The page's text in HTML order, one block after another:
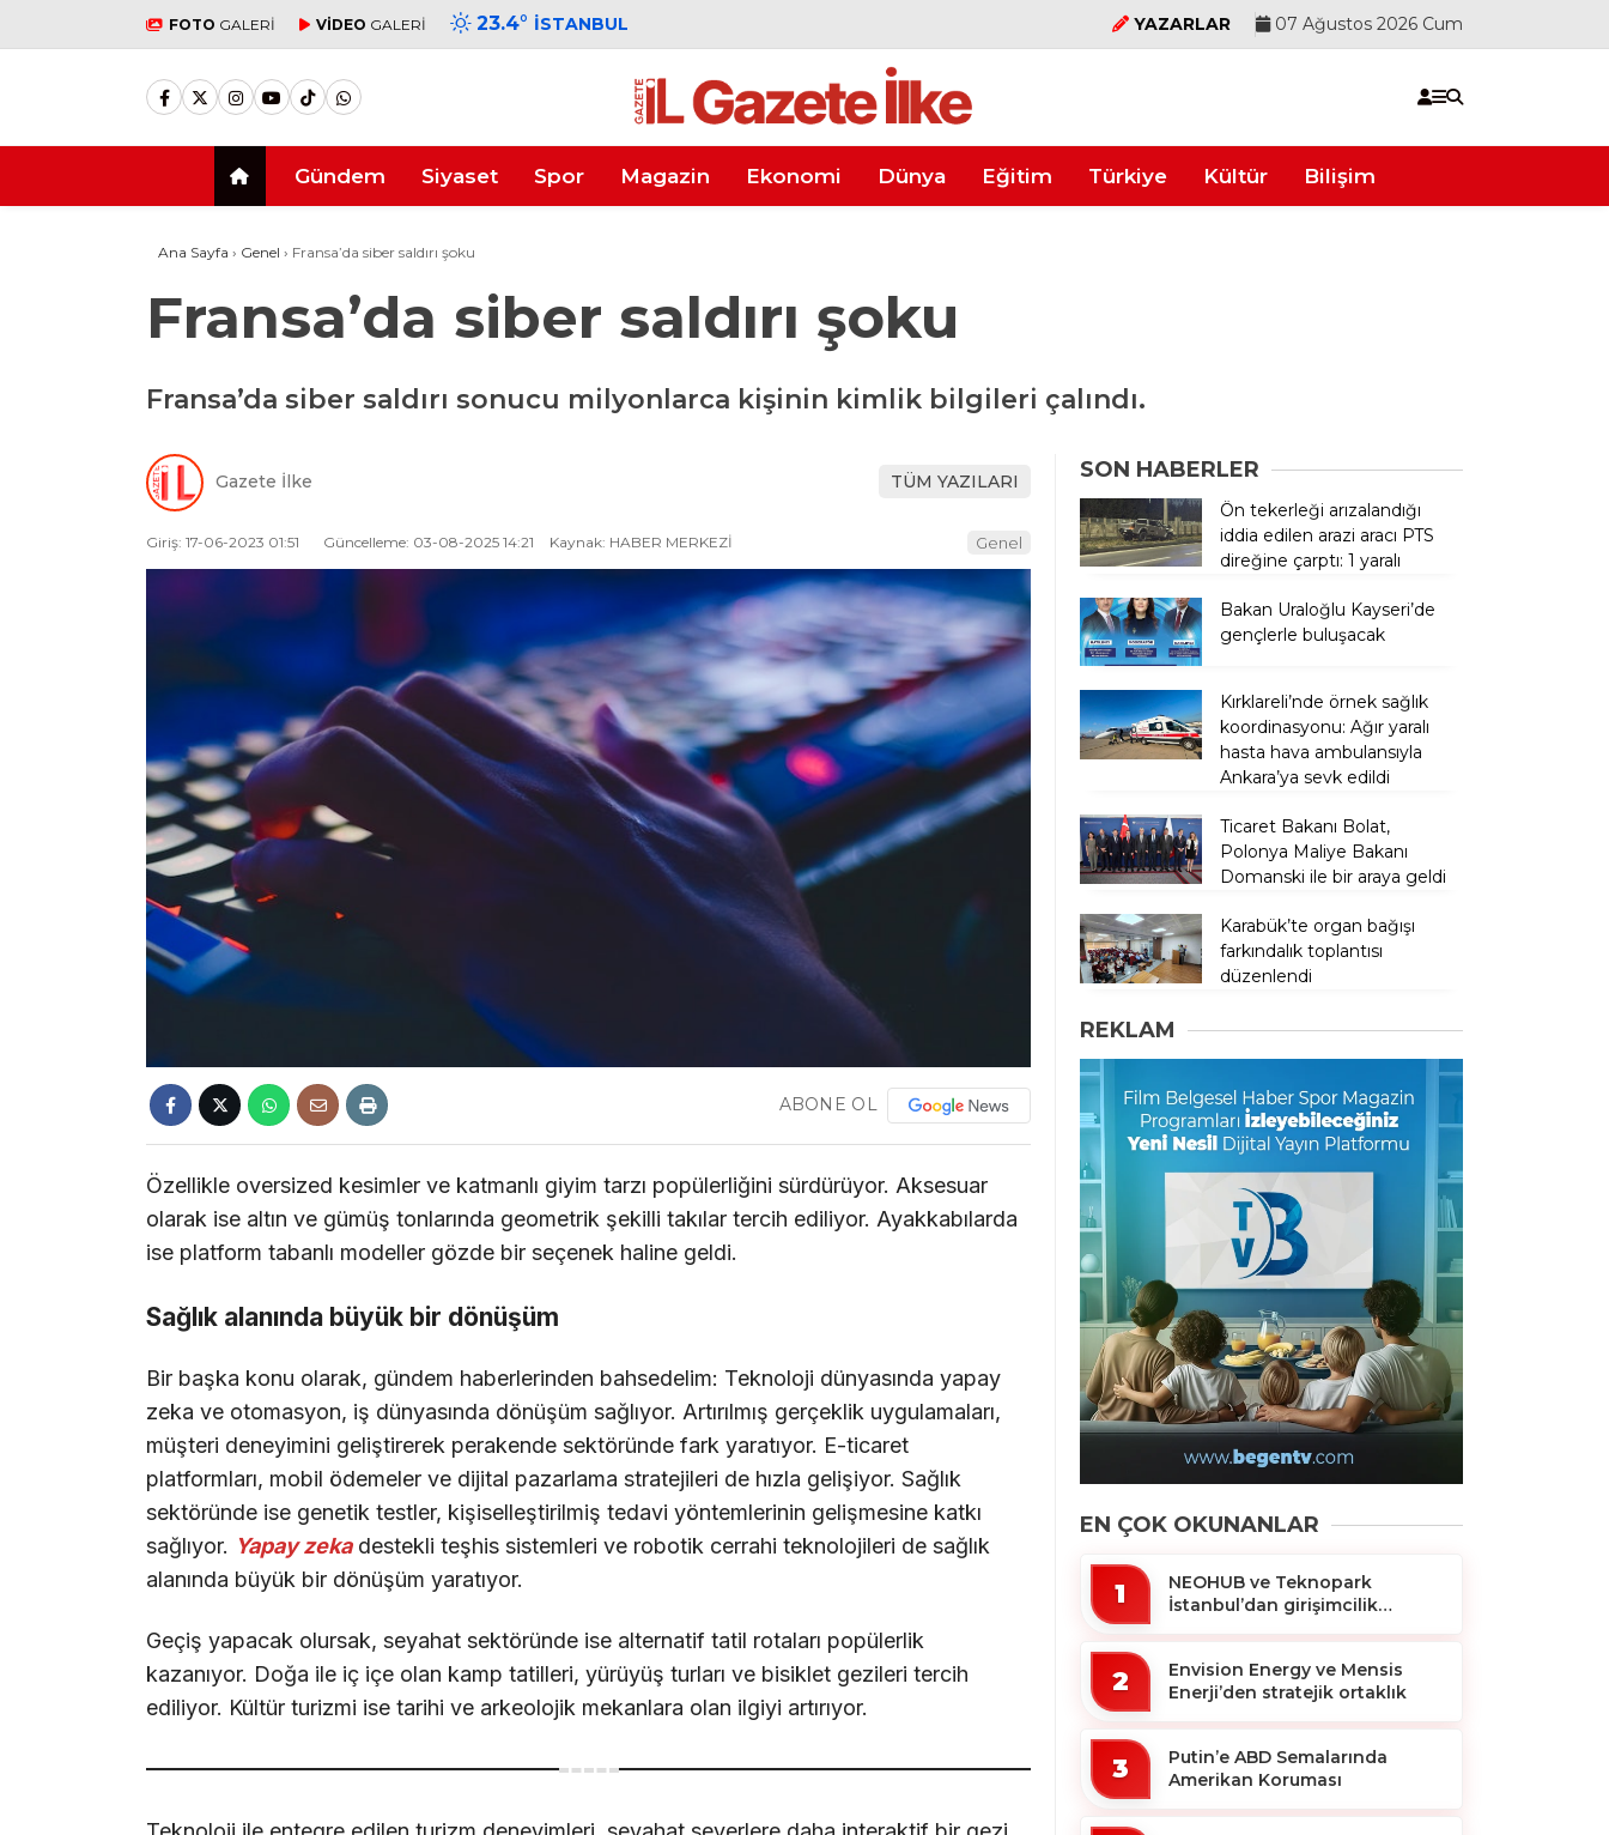
FOTO GALERİ VİDEO GALERİ 23.4° İSTANBUL YAZARLAR 07 Ağustos 2026 Cum
Gündem Siyaset Spor Magazin Ekonomi Dünya Eğitim Türkiye Kültür Bilişim
Ana Sayfa › Genel › Fransa’da siber saldırı şoku
Fransa’da siber saldırı şoku
Fransa’da siber saldırı sonucu milyonlarca kişinin kimlik bilgileri çalındı.
Gazete İlke TÜM YAZILARI
Giriş: 17-06-2023 01:51 Güncelleme: 03-08-2025 14:21 Kaynak: HABER MERKEZİ Genel
ABONE OL
Özellikle oversized kesimler ve katmanlı giyim tarzı popülerliğini sürdürüyor. Aksesuar
olarak ise altın ve gümüş tonlarında geometrik şekilli takılar tercih ediliyor. Ayakkabılarda
ise platform tabanlı modeller gözde bir seçenek haline geldi.
Sağlık alanında büyük bir dönüşüm
Bir başka konu olarak, gündem haberlerinden bahsedelim: Teknoloji dünyasında yapay
zeka ve otomasyon, iş dünyasında dönüşüm sağlıyor. Artırılmış gerçeklik uygulamaları,
müşteri deneyimini geliştirerek perakende sektöründe fark yaratıyor. E-ticaret
platformları, mobil ödemeler ve dijital pazarlama stratejileri de hızla gelişiyor. Sağlık
sektöründe ise genetik testler, kişiselleştirilmiş tedavi yöntemlerinin gelişmesine katkı
sağlıyor. Yapay zekadestekli teşhis sistemleri ve robotik cerrahi teknolojileri de sağlık
alanında büyük bir dönüşüm yaratıyor.
Geçiş yapacak olursak, seyahat sektöründe ise alternatif tatil rotaları popülerlik
kazanıyor. Doğa ile iç içe olan kamp tatilleri, yürüyüş turları ve bisiklet gezileri tercih
ediliyor. Kültür turizmi ise tarihi ve arkeolojik mekanlara olan ilgiyi artırıyor.
SON HABERLER
Ön tekerleği arızalandığı
iddia edilen arazi aracı PTS
direğine çarptı: 1 yaralı
Bakan Uraloğlu Kayseri’de
gençlerle buluşacak
Kırklareli’nde örnek sağlık
koordinasyonu: Ağır yaralı
hasta hava ambulansıyla
Ankara’ya sevk edildi
Ticaret Bakanı Bolat,
Polonya Maliye Bakanı
Domanski ile bir araya geldi
Karabük’te organ bağışı
farkındalık toplantısı
düzenlendi
REKLAM
EN ÇOK OKUNANLAR
1
NEOHUB ve Teknopark
İstanbul’dan girişimcilik
2
Envision Energy ve Mensis
Enerji’den stratejik ortaklık
3
Putin’e ABD Semalarında
Amerikan Koruması